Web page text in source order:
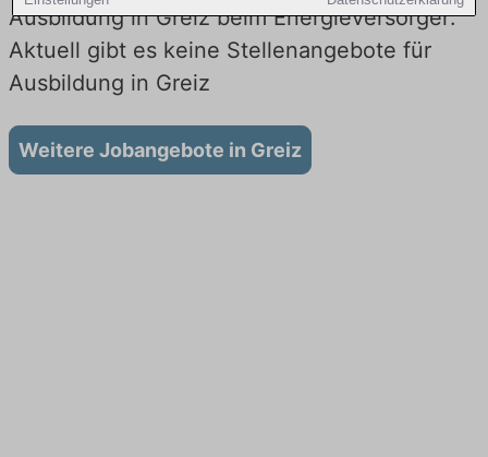
Ausbildung in Greiz beim Energieversorger:
Aktuell gibt es keine Stellenangebote für
Ausbildung in Greiz
Weitere Jobangebote in Greiz